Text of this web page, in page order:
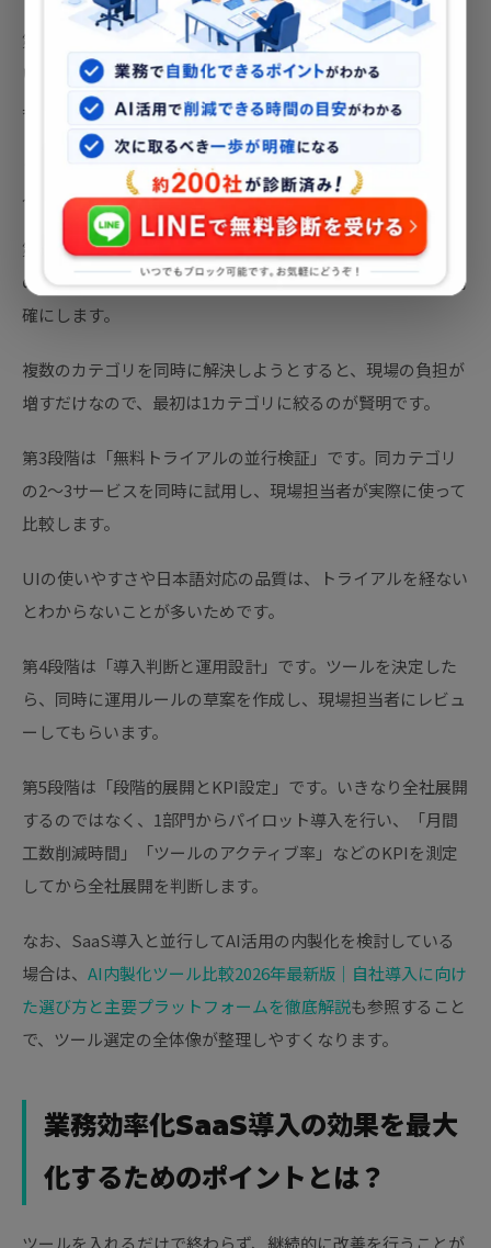
第1段階は「課題の言語化」です。「なんとなく非効率」と
いう感覚を、「誰がどの作業に何時間かけているか」という
具体的な数字に落とし込みます。
この作業なしにツール選定を始めると、的外れなSaaSを導
入するリスクが高まります。
第2段階は「ツールのカテゴリを絞る」ことです。前述の5つ
のカテゴリのうち、自社の最大の課題はどれに当たるかを明
確にします。
複数のカテゴリを同時に解決しようとすると、現場の負担が
増すだけなので、最初は1カテゴリに絞るのが賢明です。
第3段階は「無料トライアルの並行検証」です。同カテゴリ
の2〜3サービスを同時に試用し、現場担当者が実際に使って
比較します。
UIの使いやすさや日本語対応の品質は、トライアルを経ない
とわからないことが多いためです。
第4段階は「導入判断と運用設計」です。ツールを決定した
ら、同時に運用ルールの草案を作成し、現場担当者にレビュ
ーしてもらいます。
第5段階は「段階的展開とKPI設定」です。いきなり全社展開
するのではなく、1部門からパイロット導入を行い、「月間
工数削減時間」「ツールのアクティブ率」などのKPIを測定
してから全社展開を判断します。
なお、SaaS導入と並行してAI活用の内製化を検討している
場合は、 AI内製化ツール比較2026年最新版｜自社導入に向け
た選び方と主要プラットフォームを徹底解説も参照すること
で、ツール選定の全体像が整理しやすくなります。
業務効率化SaaS導入の効果を最大
化するためのポイントとは？
ツールを入れるだけで終わらず、継続的に改善を行うことが